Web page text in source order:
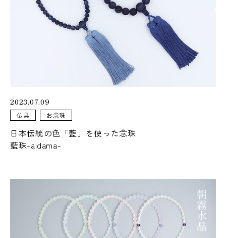
2023.07.09
仏具 お念珠
日本伝統の色「藍」を使った念珠
藍珠-aidama-